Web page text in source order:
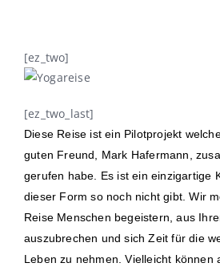
[ez_two]
[ez_two_last]
Diese Reise ist ein Pilotprojekt
guten Freund, Mark Hafermann,
gerufen habe. Es ist ein einzigartige
dieser Form so noch nicht gibt. Wir
Reise Menschen begeistern, aus
auszubrechen und sich Zeit für die
Leben zu nehmen. Vielleicht können